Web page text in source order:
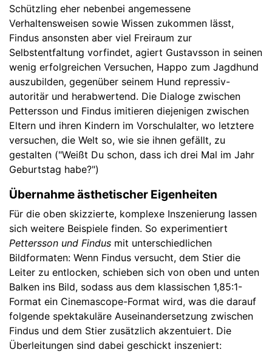
Schützling eher nebenbei angemessene
Verhaltensweisen sowie Wissen zukommen lässt,
Findus ansonsten aber viel Freiraum zur
Selbstentfaltung vorfindet, agiert Gustavsson in seinen
wenig erfolgreichen Versuchen, Happo zum Jagdhund
auszubilden, gegenüber seinem Hund repressiv-
autoritär und herabwertend. Die Dialoge zwischen
Pettersson und Findus imitieren diejenigen zwischen
Eltern und ihren Kindern im Vorschulalter, wo letztere
versuchen, die Welt so, wie sie ihnen gefällt, zu
gestalten ("Weißt Du schon, dass ich drei Mal im Jahr
Geburtstag habe?")
Übernahme ästhetischer Eigenheiten
Für die oben skizzierte, komplexe Inszenierung lassen
sich weitere Beispiele finden. So experimentiert
Pettersson und Findus mit unterschiedlichen
Bildformaten: Wenn Findus versucht, dem Stier die
Leiter zu entlocken, schieben sich von oben und unten
Balken ins Bild, sodass aus dem klassischen 1,85:1-
Format ein Cinemascope-Format wird, was die darauf
folgende spektakuläre Auseinandersetzung zwischen
Findus und dem Stier zusätzlich akzentuiert. Die
Überleitungen sind dabei geschickt inszeniert: